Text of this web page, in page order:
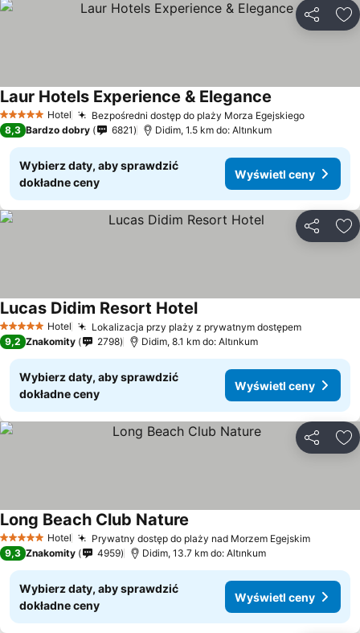
5 KategoriaHotel Bezpośredni dostęp do plaży Morza Egejskiego
Laur Hotels Experience & Elegance
8,3 Bardzo dobry 6821 Didim, 1.5 km do: Altınkum
Wybierz daty, aby sprawdzić
dokładne ceny
Wyświetl ceny
5 KategoriaHotel Lokalizacja przy plaży z prywatnym dostępem
Lucas Didim Resort Hotel
9,2 Znakomity 2798 Didim, 8.1 km do: Altınkum
Wybierz daty, aby sprawdzić
dokładne ceny
Wyświetl ceny
5 KategoriaHotel Prywatny dostęp do plaży nad Morzem Egejskim
Long Beach Club Nature
9,3 Znakomity 4959 Didim, 13.7 km do: Altınkum
Wybierz daty, aby sprawdzić
dokładne ceny
Wyświetl ceny